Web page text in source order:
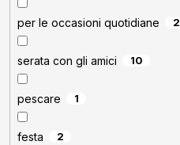
per le occasioni quotidiane 2
serata con gli amici 10
pescare 1
festa 2